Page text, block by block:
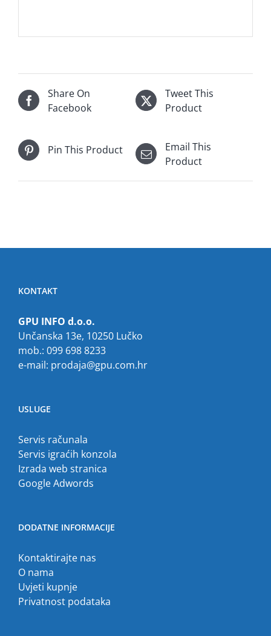
Share On
Facebook
Tweet This
Product
Pin This Product
Email This
Product
KONTAKT
GPU INFO d.o.o.
Unčanska 13e, 10250 Lučko
mob.: 099 698 8233
e-mail: prodaja@gpu.com.hr
USLUGE
Servis računala
Servis igraćih konzola
Izrada web stranica
Google Adwords
DODATNE INFORMACIJE
Kontaktirajte nas
O nama
Uvjeti kupnje
Privatnost podataka